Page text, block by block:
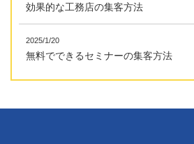
効果的な工務店の集客方法
2025/1/20
無料でできるセミナーの集客方法